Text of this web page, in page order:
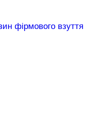
фірмового взуття